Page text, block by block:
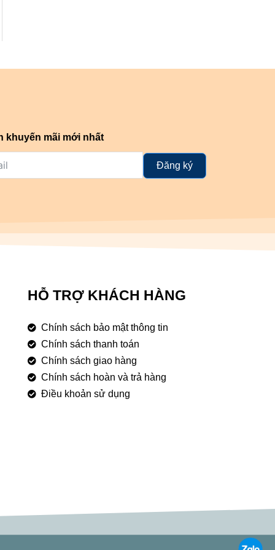
khuyến mãi mới nhất
Đăng ký
HỖ TRỢ KHÁCH HÀNG
Chính sách bảo mật thông tin
Chính sách thanh toán
Chính sách giao hàng
Chính sách hoàn và trả hàng
Điều khoản sử dụng